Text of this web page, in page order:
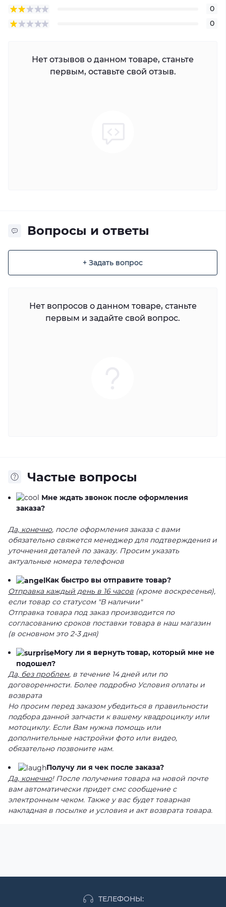
0
0
Нет отзывов о данном товаре, станьте
первым, оставьте свой отзыв.
Вопросы и ответы
+ Задать вопрос
Нет вопросов о данном товаре, станьте
первым и задайте свой вопрос.
Частые вопросы
Мне ждать звонок после оформления
заказа?
Да, конечно, после оформления заказа с вами
обязательно свяжется менеджер для подтверждения и
уточнения деталей по заказу. Просим указать
актуальные номера телефонов
Как быстро вы отправите товар?
Отправка каждый день в 16 часов (кроме воскресенья),
если товар со статусом "В наличии"
Отправка товара под заказ производится по
согласованию сроков поставки товара в наш магазин
(в основном это 2-3 дня)
Могу ли я вернуть товар, который мне не
подошел?
Да, без проблем, в течение 14 дней или по
договоренности. Более подробно Условия оплаты и
возврата
Но просим перед заказом убедиться в правильности
подбора данной запчасти к вашему квадроциклу или
мотоциклу. Если Вам нужна помощь или
дополнительные настройки фото или видео,
обязательно позвоните нам.
Получу ли я чек после заказа?
Да, конечно! После получения товара на новой почте
вам автоматически придет смс сообщение с
электронным чеком. Также у вас будет товарная
накладная в посылке и условия и акт возврата товара.
ТЕЛЕФОНЫ: